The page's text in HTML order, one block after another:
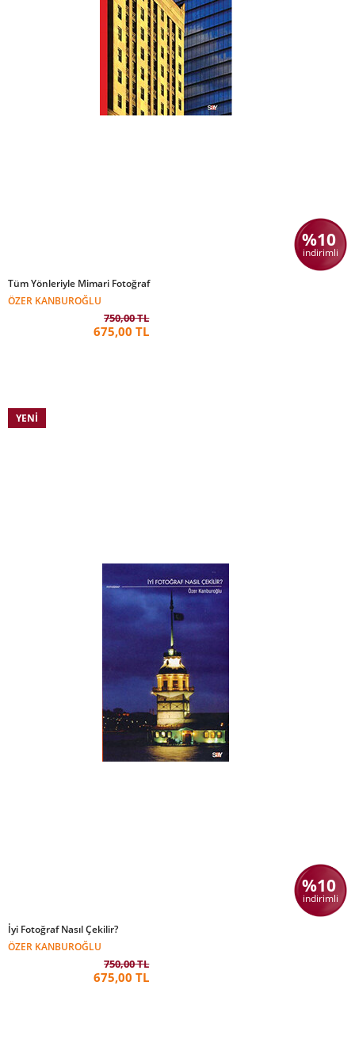
%10
indirimli
Tüm Yönleriyle Mimari Fotoğraf
ÖZER KANBUROĞLU
750,00 TL
675,00 TL
%10
indirimli
YENI
İyi Fotoğraf Nasıl Çekilir?
ÖZER KANBUROĞLU
750,00 TL
675,00 TL